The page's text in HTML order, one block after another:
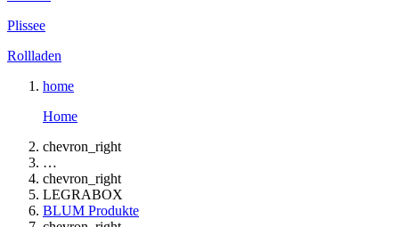
Plissee
Rollladen
home
Home
chevron_right
…
chevron_right
LEGRABOX
BLUM Produkte